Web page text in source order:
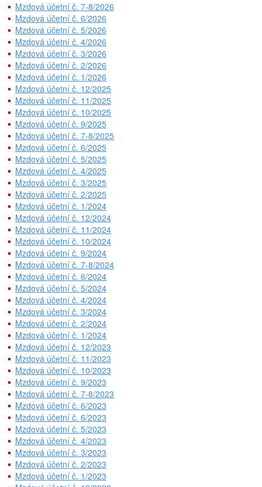
Mzdová účetní č. 7-8/2026
Mzdová účetní č. 6/2026
Mzdová účetní č. 5/2026
Mzdová účetní č. 4/2026
Mzdová účetní č. 3/2026
Mzdová účetní č. 2/2026
Mzdová účetní č. 1/2026
Mzdová účetní č. 12/2025
Mzdová účetní č. 11/2025
Mzdová účetní č. 10/2025
Mzdová účetní č. 9/2025
Mzdová účetní č. 7-8/2025
Mzdová účetní č. 6/2025
Mzdová účetní č. 5/2025
Mzdová účetní č. 4/2025
Mzdová účetní č. 3/2025
Mzdová účetní č. 2/2025
Mzdová účetní č. 1/2024
Mzdová účetní č. 12/2024
Mzdová účetní č. 11/2024
Mzdová účetní č. 10/2024
Mzdová účetní č. 9/2024
Mzdová účetní č. 7-8/2024
Mzdová účetní č. 6/2024
Mzdová účetní č. 5/2024
Mzdová účetní č. 4/2024
Mzdová účetní č. 3/2024
Mzdová účetní č. 2/2024
Mzdová účetní č. 1/2024
Mzdová účetní č. 12/2023
Mzdová účetní č. 11/2023
Mzdová účetní č. 10/2023
Mzdová účetní č. 9/2023
Mzdová účetní č. 7-8/2023
Mzdová účetní č. 6/2023
Mzdová účetní č. 6/2023
Mzdová účetní č. 5/2023
Mzdová účetní č. 4/2023
Mzdová účetní č. 3/2023
Mzdová účetní č. 2/2023
Mzdová účetní č. 1/2023